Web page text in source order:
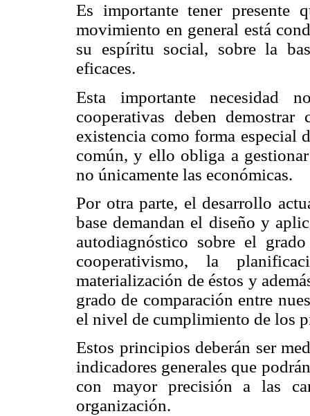
Es importante tener
movimiento en general está
su espíritu social, sobre la
eficaces.
Esta importante necesidad
cooperativas deben
existencia como forma especial
común, y ello obliga a
no únicamente las económicas.
Por otra parte, el desarrollo
base demandan el diseño y
autodiagnóstico sobre el
cooperativismo, la
materialización de éstos y
grado de comparación entre
el nivel de cumplimiento de los
Estos principios deberán ser
indicadores generales que
con mayor precisión a las
organización.